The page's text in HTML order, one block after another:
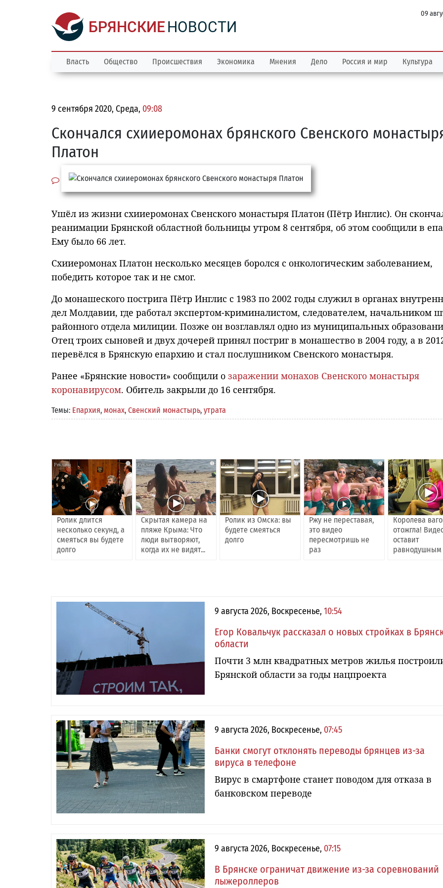
БРЯНСКИЕНОВОСТИ
09
Власть Общество Происшествия Экономика Мнения Дело Россия и мир Культура
9 сентября 2020, Среда, 09:08
Скончался схииеромонах брянского Свенского
Платон
Ушёл из жизни схииеромонах Свенского монастыря Платон (Пётр Инглис). Он
реанимации Брянской областной больницы утром 8 сентября, об этом сообщили в
Ему было 66 лет.
Схииеромонах Платон несколько месяцев боролся с онкологическим заболеванием,
победить которое так и не смог.
До монашеского пострига Пётр Инглис с 1983 по 2002 годы служил в органах
дел Молдавии, где работал экспертом-криминалистом, следователем, начальником
районного отдела милиции. Позже он возглавлял одно из муниципальных
Отец троих сыновей и двух дочерей принял постриг в монашество в 2004 году, а в
перевёлся в Брянскую епархию и стал послушником Свенского монастыря.
Ранее «Брянские новости» сообщили о заражении монахов Свенского монастыря
коронавирусом. Обитель закрыли до 16 сентября.
Темы: Епархия, монах, Свенский монастырь, утрата
i
Ролик длится
несколько секунд, а
смеяться вы будете
долго
i
Скрытая камера на
пляже Крыма: Что
люди вытворяют,
когда их не видят...
i
Ролик из Омска: вы
будете смеяться
долго
i
Ржу не переставая,
это видео
пересмотришь не
раз
Королева
отожгла!
оставит
равнодушным
9 августа 2026, Воскресенье, 10:54
Егор Ковальчук рассказал о новых стройках в
области
Почти 3 млн квадратных метров жилья
Брянской области за годы нацпроекта
9 августа 2026, Воскресенье, 07:45
Банки смогут отклонять переводы брянцев из-за
вируса в телефоне
Вирус в смартфоне станет поводом для отказа в
банковском переводе
9 августа 2026, Воскресенье, 07:15
В Брянске ограничат движение из-за соревнований
лыжероллеров